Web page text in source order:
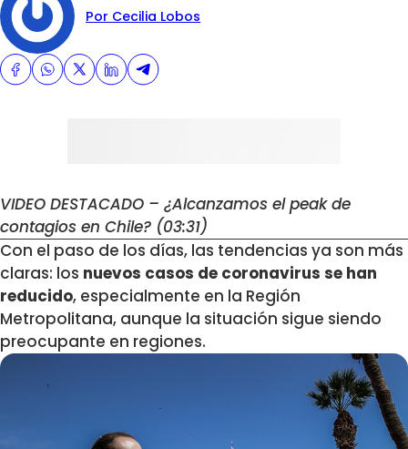
Por Cecilia Lobos
VIDEO DESTACADO – ¿Alcanzamos el peak de
contagios en Chile? (03:31)
Con el paso de los días, las tendencias ya son más
claras: los nuevos casos de coronavirus se han
reducido, especialmente en la Región
Metropolitana, aunque la situación sigue siendo
preocupante en regiones.